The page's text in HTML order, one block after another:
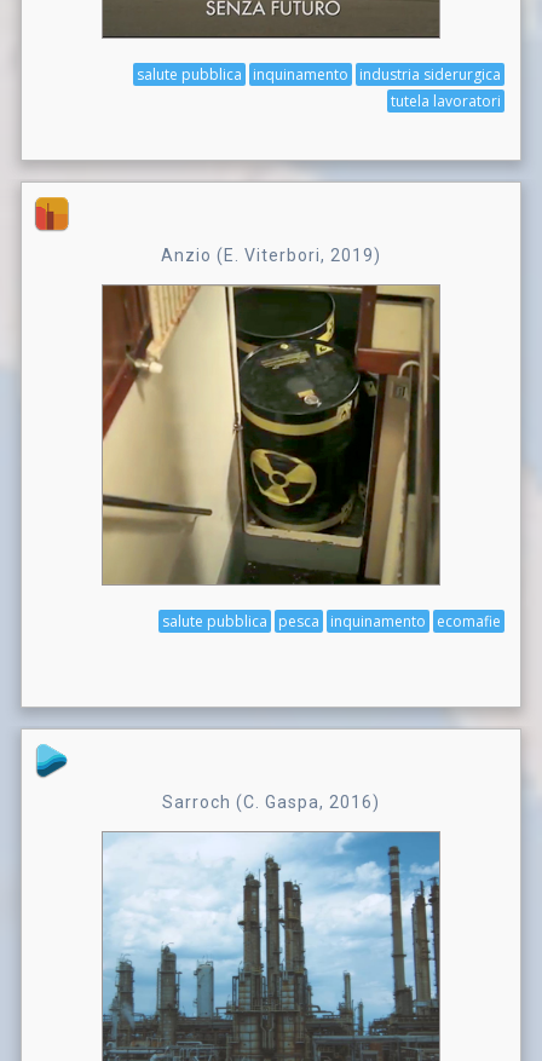
industria siderurgica
inquinamento
salute pubblica
tutela lavoratori
Anzio (E. Viterbori, 2019)
ecomafie
inquinamento
pesca
salute pubblica
Sarroch (C. Gaspa, 2016)